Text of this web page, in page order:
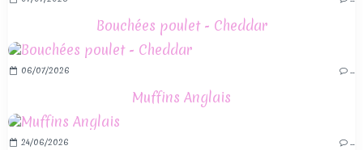
Bouchées poulet - Cheddar
06/07/2026 …
Muffins Anglais
24/06/2026 …